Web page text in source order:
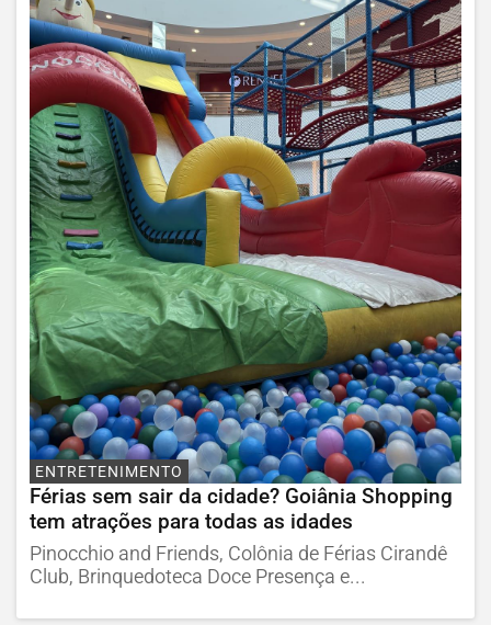
ENTRETENIMENTO
Férias sem sair da cidade? Goiânia Shopping
tem atrações para todas as idades
Pinocchio and Friends, Colônia de Férias Cirandê
Club, Brinquedoteca Doce Presença e...